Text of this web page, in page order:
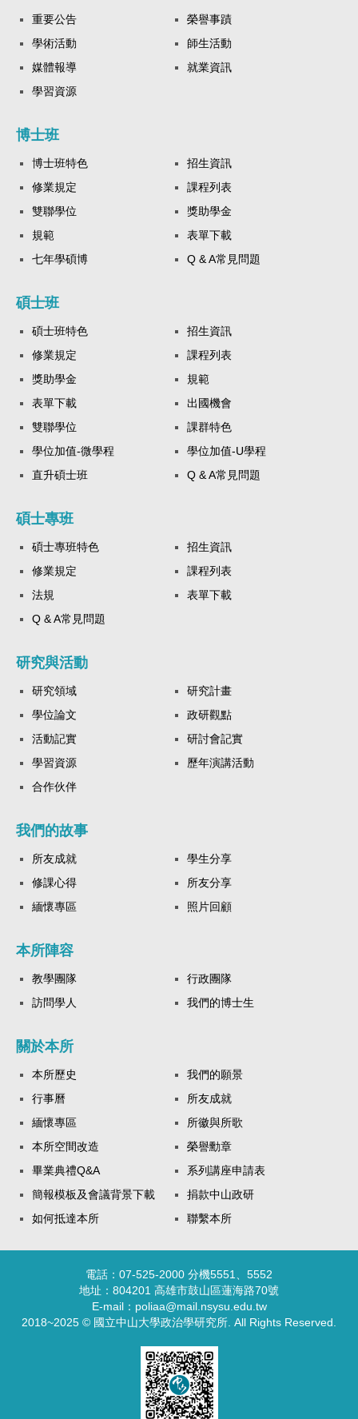
重要公告
榮譽事蹟
學術活動
師生活動
媒體報導
就業資訊
學習資源
博士班
博士班特色
招生資訊
修業規定
課程列表
雙聯學位
獎助學金
規範
表單下載
七年學碩博
Q & A常見問題
碩士班
碩士班特色
招生資訊
修業規定
課程列表
獎助學金
規範
表單下載
出國機會
雙聯學位
課群特色
學位加值-微學程
學位加值-U學程
直升碩士班
Q & A常見問題
碩士專班
碩士專班特色
招生資訊
修業規定
課程列表
法規
表單下載
Q & A常見問題
研究與活動
研究領域
研究計畫
學位論文
政研觀點
活動記實
研討會記實
學習資源
歷年演講活動
合作伙伴
我們的故事
所友成就
學生分享
修課心得
所友分享
緬懷專區
照片回顧
本所陣容
教學團隊
行政團隊
訪問學人
我們的博士生
關於本所
本所歷史
我們的願景
行事曆
所友成就
緬懷專區
所徽與所歌
本所空間改造
榮譽勳章
畢業典禮Q&A
系列講座申請表
簡報模板及會議背景下載
捐款中山政研
如何抵達本所
聯繫本所
電話：07-525-2000 分機5551、5552
地址：804201 高雄市鼓山區蓮海路70號
E-mail：poliaa@mail.nsysu.edu.tw
2018~2025 © 國立中山大學政治學研究所. All Rights Reserved.